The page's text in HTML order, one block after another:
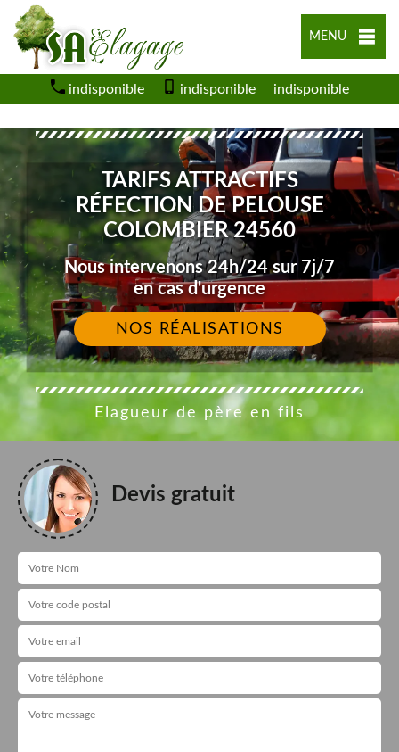
MENU
indisponible indisponible indisponible
TARIFS ATTRACTIFS
RÉFECTION DE PELOUSE
COLOMBIER 24560
Nous intervenons 24h/24 sur 7j/7
en cas d'urgence
NOS RÉALISATIONS
Elagueur de père en fils
Devis gratuit